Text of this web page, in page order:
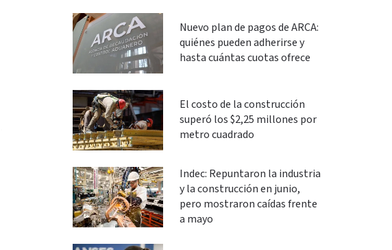
Nuevo plan de pagos de ARCA:
quiénes pueden adherirse y
hasta cuántas cuotas ofrece
El costo de la construcción
superó los $2,25 millones por
metro cuadrado
Indec: Repuntaron la industria
y la construcción en junio,
pero mostraron caídas frente
a mayo